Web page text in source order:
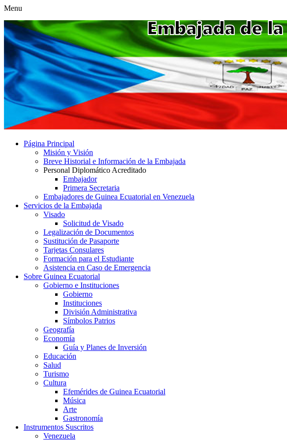
Menu
Página Principal
Misión y Visión
Breve Historial e Información de la Embajada
Personal Diplomático Acreditado
Embajador
Primera Secretaria
Embajadores de Guinea Ecuatorial en Venezuela
Servicios de la Embajada
Visado
Solicitud de Visado
Legalización de Documentos
Sustitución de Pasaporte
Tarjetas Consulares
Formación para el Estudiante
Asistencia en Caso de Emergencia
Sobre Guinea Ecuatorial
Gobierno e Instituciones
Gobierno
Instituciones
División Administrativa
Símbolos Patrios
Geografía
Economía
Guía y Planes de Inversión
Educación
Salud
Turismo
Cultura
Efemérides de Guinea Ecuatorial
Música
Arte
Gastronomía
Instrumentos Suscritos
Venezuela